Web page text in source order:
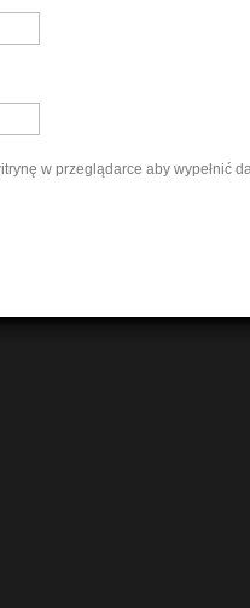
w przeglądarce aby wypełnić